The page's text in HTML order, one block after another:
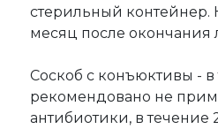
стерильный контейнер.
месяц после окончания
Соскоб с конъюктивы -
рекомендовано не
антибиотики, в